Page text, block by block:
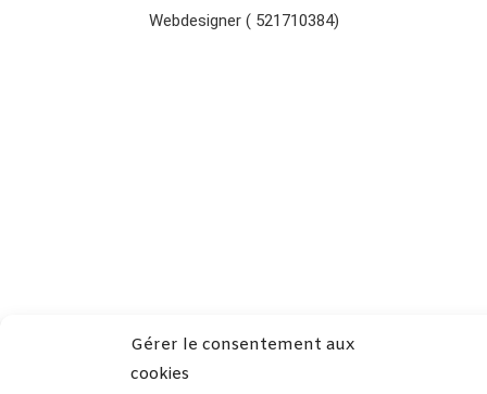
Gérer le consentement aux
cookies
Webdesigner ( 521710384)